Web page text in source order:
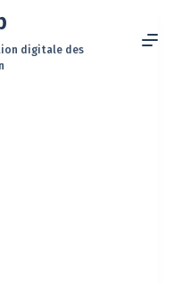
digitale des